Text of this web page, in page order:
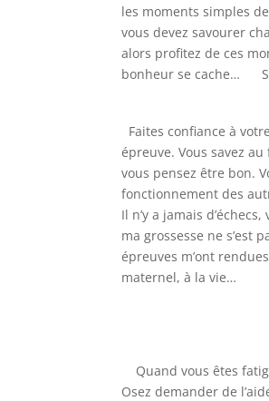
les moments simples
vous devez savourer
alors profitez de ces
bonheur se cache… Si
Faites confiance à
épreuve. Vous savez
vous pensez être bon.
fonctionnement des
Il n’y a jamais
ma grossesse ne s’est
épreuves m’ont
maternel, à la vie…
Quand vous êtes
Osez demander de